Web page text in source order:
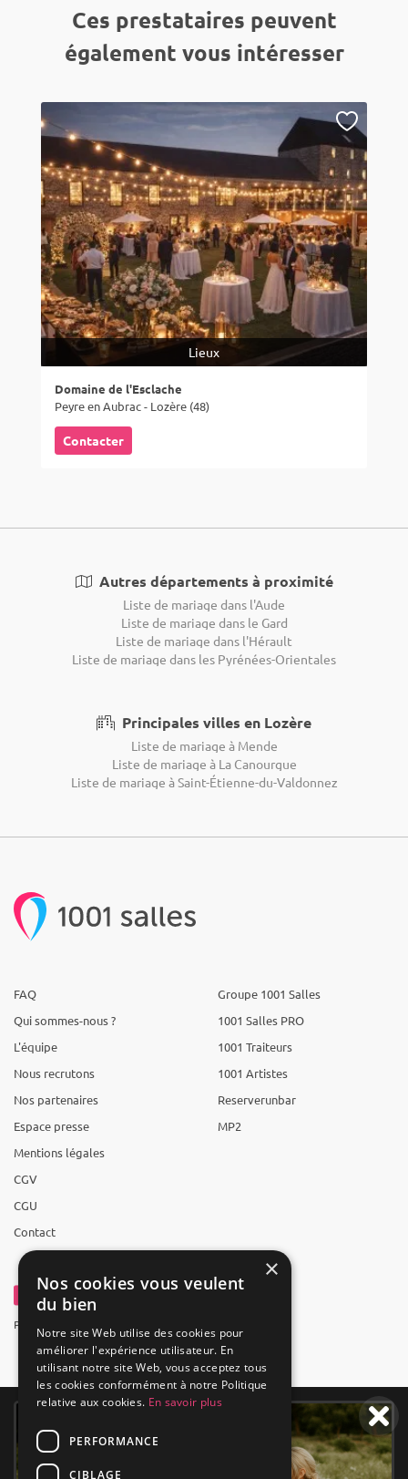
Ces prestataires peuvent
également vous intéresser
Lieux
Domaine de l'Esclache
Peyre en Aubrac - Lozère (48)
Contacter
Autres départements à proximité
Liste de mariage dans l'Aude
Liste de mariage dans le Gard
Liste de mariage dans l'Hérault
Liste de mariage dans les Pyrénées-Orientales
Principales villes en Lozère
Liste de mariage à Mende
Liste de mariage à La Canourgue
Liste de mariage à Saint-Étienne-du-Valdonnez
FAQ
Qui sommes-nous ?
L'équipe
Nous recrutons
Nos partenaires
Espace presse
Mentions légales
CGV
CGU
Contact
Groupe 1001 Salles
1001 Salles PRO
1001 Traiteurs
1001 Artistes
Reserverunbar
MP2
Powered by Groupe 1001Salles
×
Nos cookies vous veulent
du bien
Notre site Web utilise des cookies pour
améliorer l'expérience utilisateur. En
utilisant notre site Web, vous acceptez tous
les cookies conformément à notre Politique
relative aux cookies. En savoir plus
PERFORMANCE
CIBLAGE